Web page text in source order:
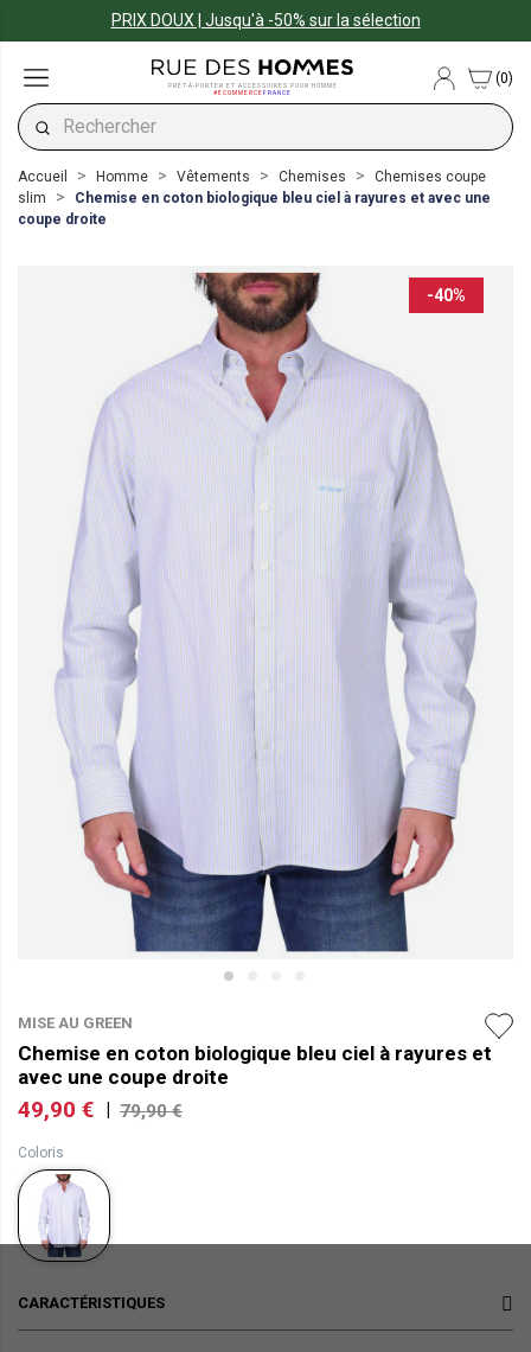
PRIX DOUX | Jusqu'à -50% sur la sélection
PRÊT-À-PORTER ET ACCESSOIRES POUR HOMME
#ECOMMERCEFRANCE
(0)
Accueil Homme Vêtements Chemises
Chemises coupe
slim
Chemise en coton biologique bleu ciel à rayures et avec une
coupe droite
-40%
MISE AU GREEN
Chemise en coton biologique bleu ciel à rayures et
avec une coupe droite
49,90 € 79,90 €
Coloris
CARACTÉRISTIQUES